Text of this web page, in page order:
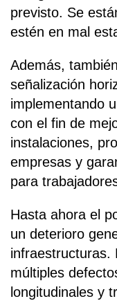
previsto. Se
estén en mal
Además,
señalización
implementando
con el fin de
instalaciones,
empresas y
para
Hasta ahora el
un deterioro
infraestructuras.
múltiples
longitudinales y